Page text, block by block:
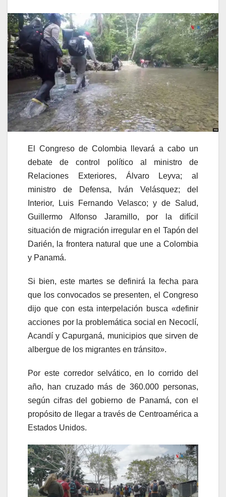
El Congreso de Colombia llevará a cabo un
debate de control político al ministro de
Relaciones Exteriores, Álvaro Leyva; al
ministro de Defensa, Iván Velásquez; del
Interior, Luis Fernando Velasco; y de Salud,
Guillermo Alfonso Jaramillo, por la difícil
situación de migración irregular en el Tapón del
Darién, la frontera natural que une a Colombia
y Panamá.
Si bien, este martes se definirá la fecha para
que los convocados se presenten, el Congreso
dijo que con esta interpelación busca «definir
acciones por la problemática social en Necoclí,
Acandí y Capurganá, municipios que sirven de
albergue de los migrantes en tránsito».
Por este corredor selvático, en lo corrido del
año, han cruzado más de 360.000 personas,
según cifras del gobierno de Panamá, con el
propósito de llegar a través de Centroamérica a
Estados Unidos.